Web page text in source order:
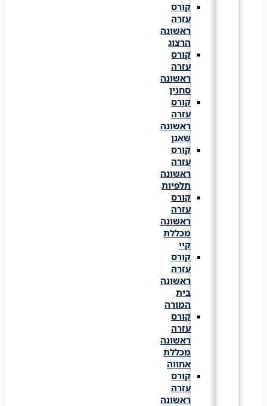
קורס
עזרה
ראשונה
הרצוג
קורס
עזרה
ראשונה
סחנין
קורס
עזרה
ראשונה
קורס
עזרה
ראשונה
תלפיות
קורס
עזרה
ראשונה
מכללת
קורס
עזרה
ראשונה
המורה
קורס
עזרה
ראשונה
מכללת
אחווה
קורס
עזרה
ראשונה